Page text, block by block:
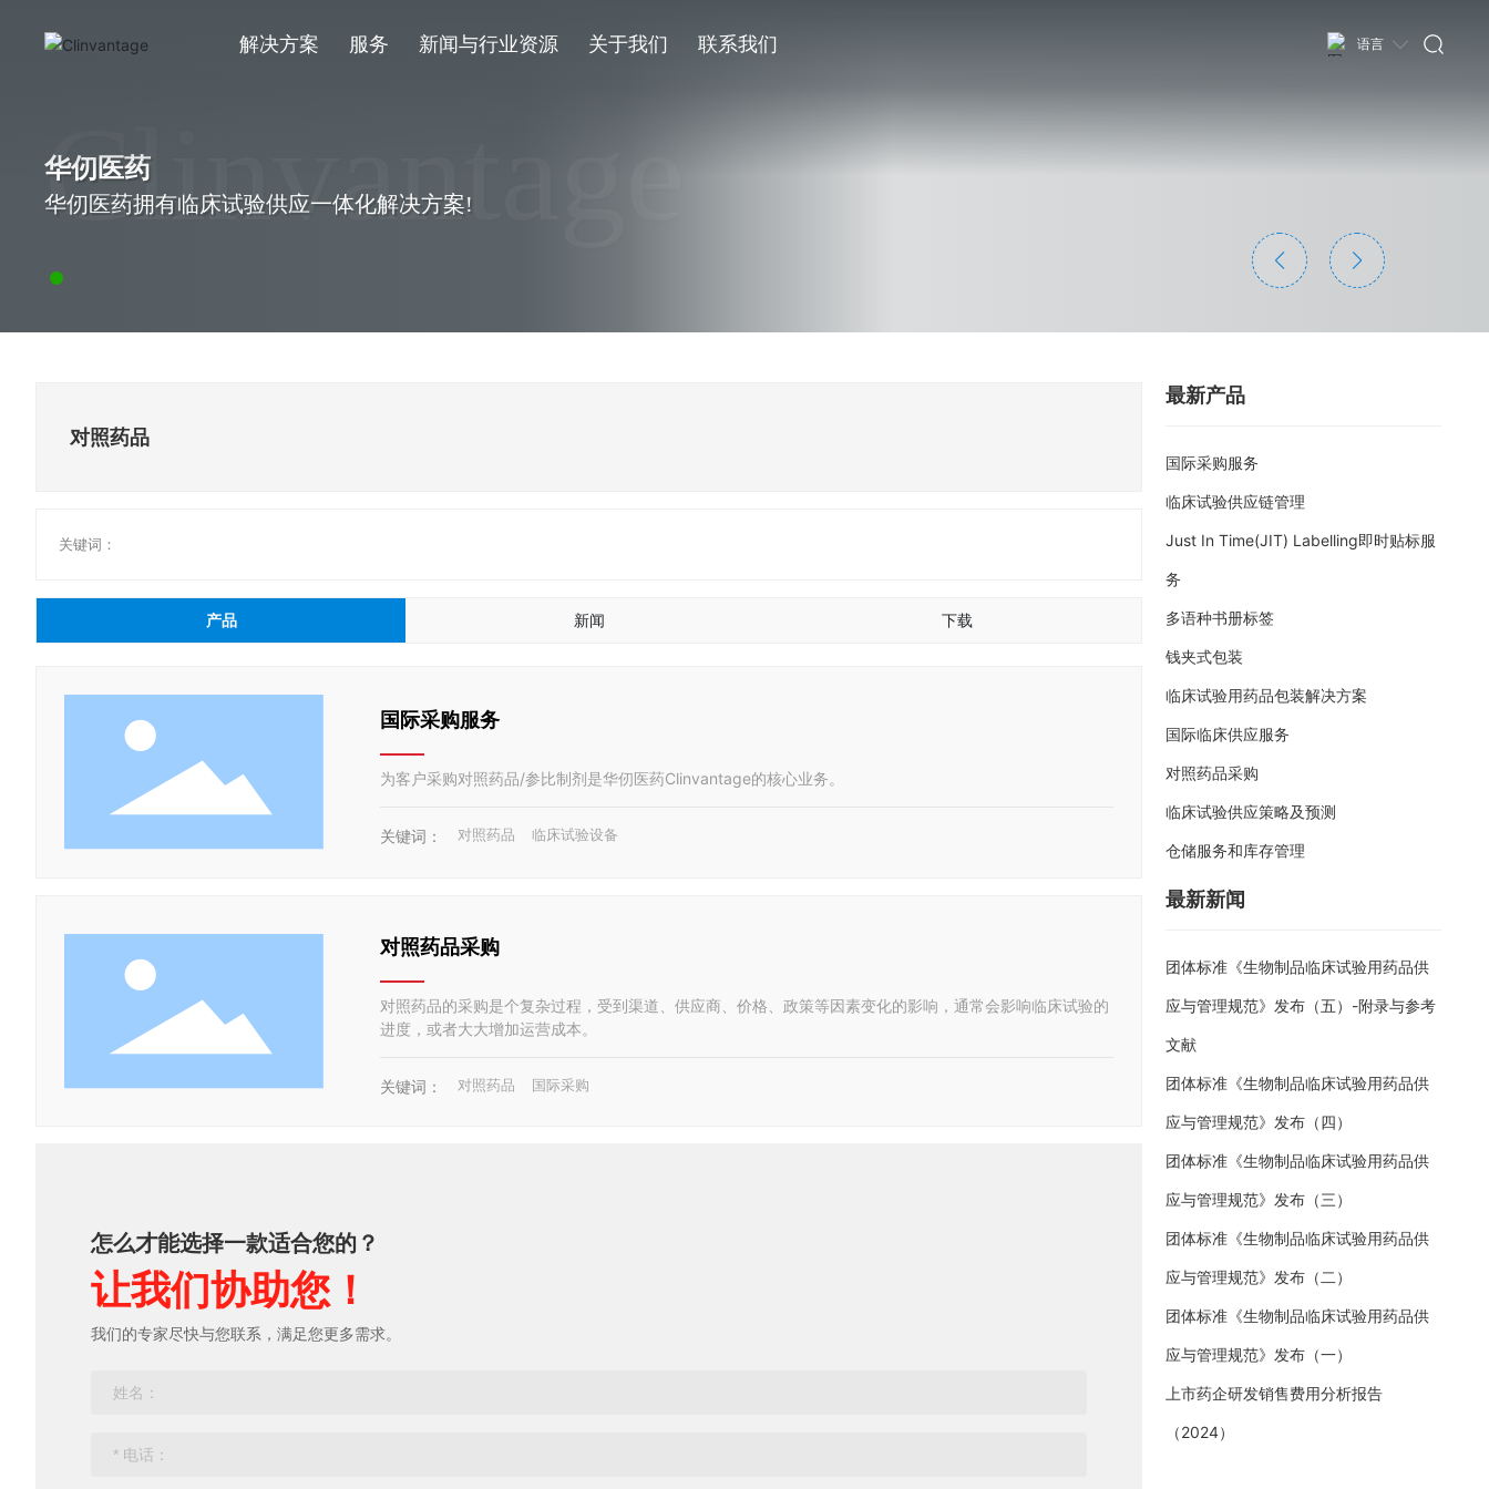
Clinvantage
华仞医药
华仞医药拥有临床试验供应一体化解决方案!
解决方案 服务 新闻与行业资源 关于我们 联系我们 语言
对照药品
关键词：
产品 新闻 下载
国际采购服务
为客户采购对照药品/参比制剂是华仞医药Clinvantage的核心业务。
关键词： 对照药品 临床试验设备
对照药品采购
对照药品的采购是个复杂过程，受到渠道、供应商、价格、政策等因素变化的影响，通常会影响临床试验的
进度，或者大大增加运营成本。
关键词： 对照药品 国际采购
怎么才能选择一款适合您的？
让我们协助您！
我们的专家尽快与您联系，满足您更多需求。
最新产品
国际采购服务
临床试验供应链管理
Just In Time(JIT) Labelling即时贴标服
务
多语种书册标签
钱夹式包装
临床试验用药品包装解决方案
国际临床供应服务
对照药品采购
临床试验供应策略及预测
仓储服务和库存管理
最新新闻
团体标准《生物制品临床试验用药品供
应与管理规范》发布（五）-附录与参考
文献
团体标准《生物制品临床试验用药品供
应与管理规范》发布（四）
团体标准《生物制品临床试验用药品供
应与管理规范》发布（三）
团体标准《生物制品临床试验用药品供
应与管理规范》发布（二）
团体标准《生物制品临床试验用药品供
应与管理规范》发布（一）
上市药企研发销售费用分析报告
（2024）